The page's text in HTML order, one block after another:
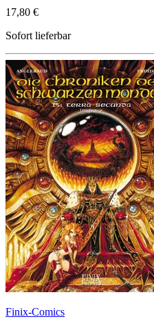
17,80 €
Sofort lieferbar
Finix-Comics